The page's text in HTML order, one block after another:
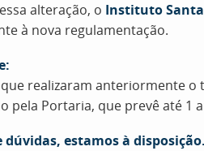
alteração, o Instituto
à nova regulamentação.
realizaram anteriormente
pela Portaria, que prevê até 1
dúvidas, estamos à disposição.